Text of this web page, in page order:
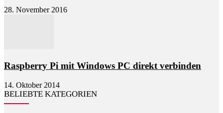
28. November 2016
Raspberry Pi mit Windows PC direkt verbinden
14. Oktober 2014
BELIEBTE KATEGORIEN